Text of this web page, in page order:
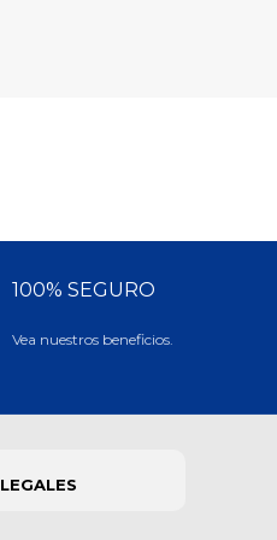
100% SEGURO
Vea nuestros beneficios.
LEGALES